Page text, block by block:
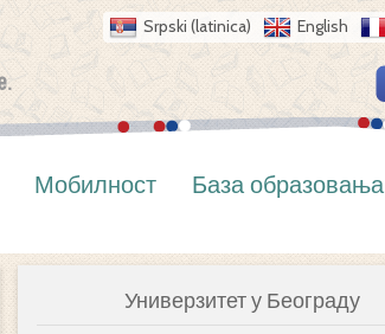
Srpski (latinica) English
Мобилност
База образовања
Универзитет у Београду